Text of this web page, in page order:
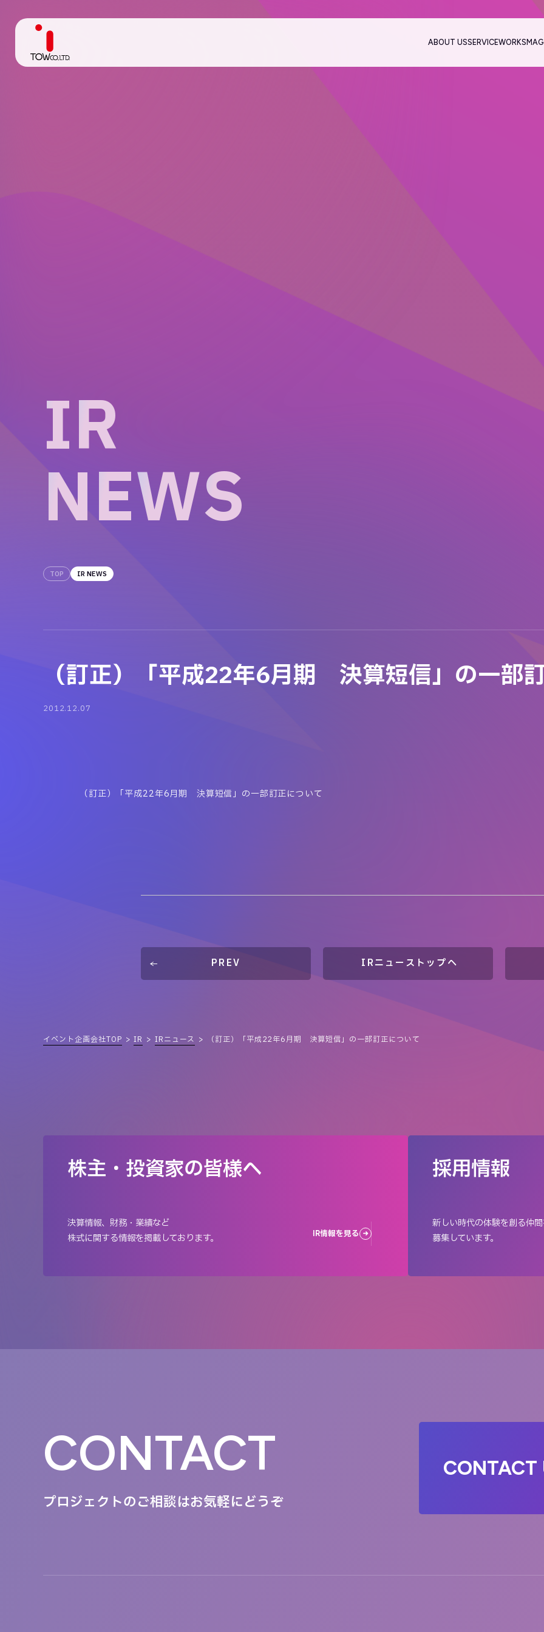
ABOUT USSERVICEWORKS
IR
NEWS
TOP IR NEWS
（訂正）「平成22年6月期 決算短信」の一部
2012.12.07
（訂正）「平成22年6月期 決算短信」の一部訂正について
PREV IRニューストップへ
イベント企画会社TOP IR IRニュース （訂正）「平成22年6月期 決算短信」の一部訂正について
株主・投資家の皆様へ
決算情報、財務・業績など
株式に関する情報を掲載しております。
IR情報を見る
採用情報
新しい時代の体験を創る仲
募集しています。
CONTACT
プロジェクトのご相談はお気軽にどうぞ
CONTACT